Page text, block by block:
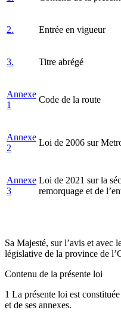
2. Entrée en vigueur
3. Titre abrégé
Annexe
1
Code de la route
Annexe
2
Loi de 2006 sur
Annexe
3
Loi de 2021 sur la
remorquage et de
Sa Majesté, sur l’avis et avec
législative de la province de
Contenu de la présente loi
1 La présente loi est
et de ses annexes.